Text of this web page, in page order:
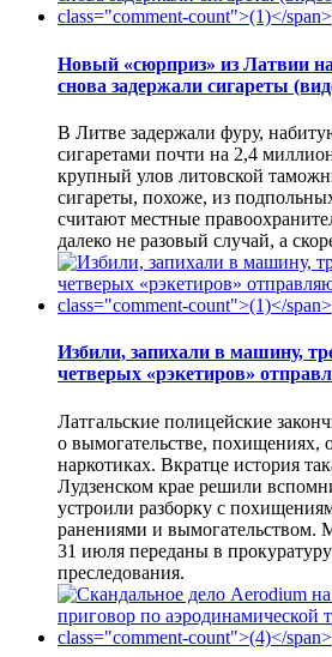
Новый «сюрприз» из Латвии
снова задержали сигареты
В Литве задержали фуру,
сигаретами почти на 2,4
крупный улов литовской
сигареты, похоже, из
считают местные
далеко не разовый случай, а
Избили, запихали в машину,
четверых «рэкетиров»
Латгальские полицейские
о вымогательстве, похищениях,
наркотиках. Вкратце история
Лудзенском крае решили
устроили разборку с
ранениями и вымогательством.
31 июля переданы в
преследования.